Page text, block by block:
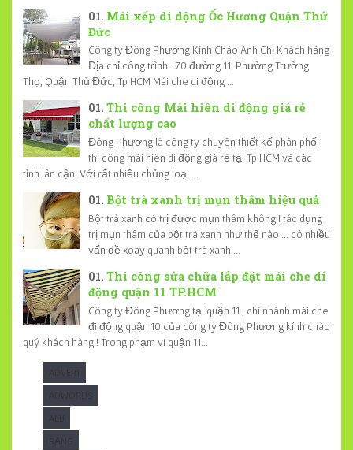
Mái xếp di dộng Ốc Hương Quận Thử
Đức
Công ty Đông Phương Kính Chào Anh Chị Khách hàng
Địa chỉ công trình : 70 đường 11, Phường Trường
Thọ, Quận Thủ Đức, Tp HCM Mái che di động ...
Thi công Mái hiên di động giá rẻ
chất lượng cao
Đông Phương là công ty chuyên thiết kế phân phối
thi công mái hiên di động giá rẻ tại Tp.HCM và các
tỉnh lân cận. Với rất nhiều chủng loại ...
Bột trà xanh trị mụn thâm hiệu quả
Bột trà xanh có trị được mụn thâm không ! tác dụng
trị mụn thâm của bột trà xanh như thế nào ... có nhiều
vấn đề xoay quanh bột trà xanh ...
Thi công sửa chữa lắp đặt mái che di
động quận 11 TP.HCM
Công ty Đông Phương tại quận 11 , chi nhánh mái che
đi động quận 10 của công ty Đông Phương kính chào
quý khách hàng ! Trong phạm vi quận 11...
ADVERT
ADWORDS
ALU